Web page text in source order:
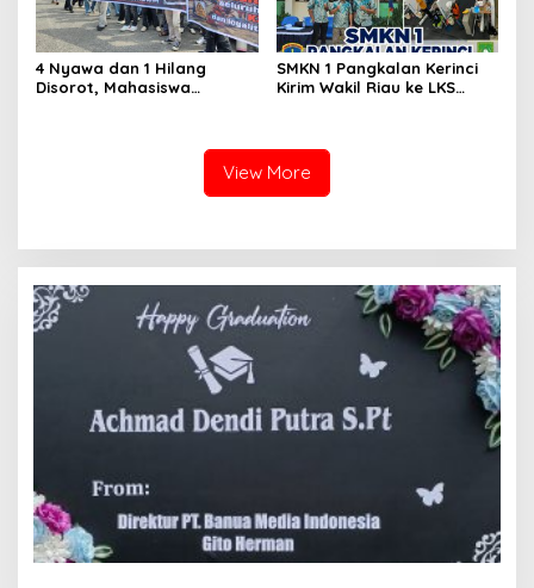
4 Nyawa dan 1 Hilang
Disorot, Mahasiswa
SMKN 1 Pangkalan Kerinci
Kirim Wakil Riau ke LKS
View More